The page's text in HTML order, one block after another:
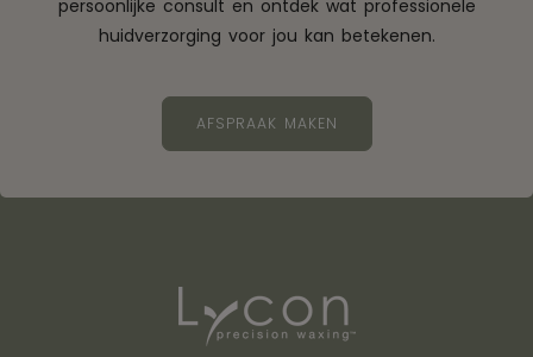
persoonlijke consult en ontdek wat professionele
huidverzorging voor jou kan betekenen.
AFSPRAAK MAKEN